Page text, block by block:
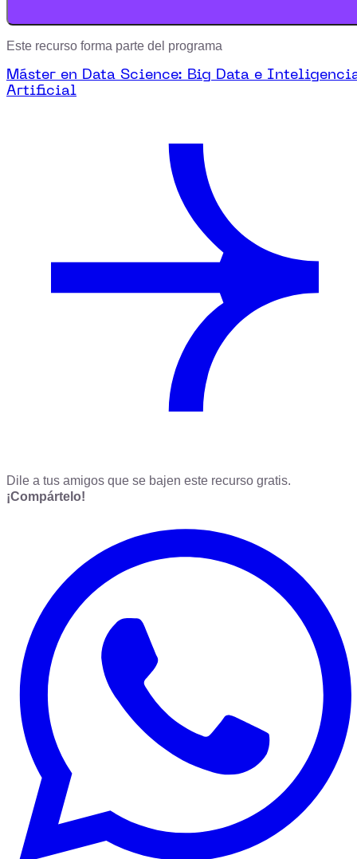
Este recurso forma parte del programa
Máster en Data Science: Big Data e
Artificial
Dile a tus amigos que se bajen este recurso gratis.
¡Compártelo!